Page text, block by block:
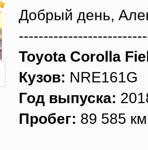
Добрый день,
Toyota Corolla
Кузов: NRE161G
Год выпуска:
Пробег: 89 585 км